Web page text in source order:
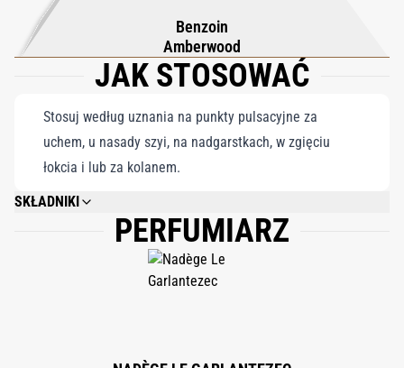
Benzoin
Amberwood
JAK STOSOWAĆ
Stosuj według uznania na punkty pulsacyjne za
uchem, u nasady szyi, na nadgarstkach, w zgięciu
łokcia i lub za kolanem.
SKŁADNIKI
ALCOHOL DENAT., FRAGRANCE/PARFUM, WATER/AQUA, ETHYLHEXYL
METHOXYCINNAMATE, LIMONENE, BUTYL
METHOXYDIBENZOYLMETHANE, ETHYLHEXYL SALICYLATE, CI 19140
[YELLOW 5], CI 17200 [RED 33], CI 42090 [BLUE 1], CI 14700 [RED 4].
PERFUMIARZ